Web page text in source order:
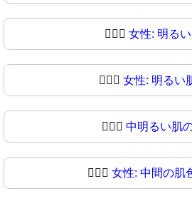
👱🏻‍♀ 女性: 明る
👱🏼‍♀️ 女性: 明るい
👱🏼‍♀ 中明るい肌
👱🏽‍♀️ 女性: 中間の肌